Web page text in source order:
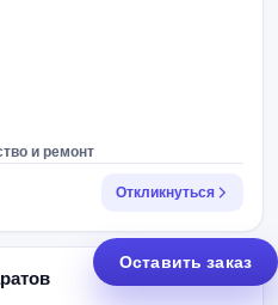
и ремонт
Откликнуться
Оставить заказ